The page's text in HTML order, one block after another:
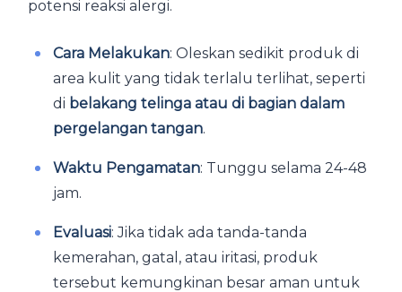
potensi reaksi alergi.
Cara Melakukan: Oleskan sedikit produk di
area kulit yang tidak terlalu terlihat, seperti
di belakang telinga atau di bagian dalam
pergelangan tangan.
Waktu Pengamatan: Tunggu selama 24-48
jam.
Evaluasi: Jika tidak ada tanda-tanda
kemerahan, gatal, atau iritasi, produk
tersebut kemungkinan besar aman untuk